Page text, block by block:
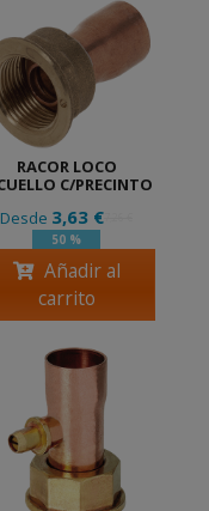
RACOR LOCO
C/PRECINTO
Desde 3,63 €
50 %
Añadir al
carrito